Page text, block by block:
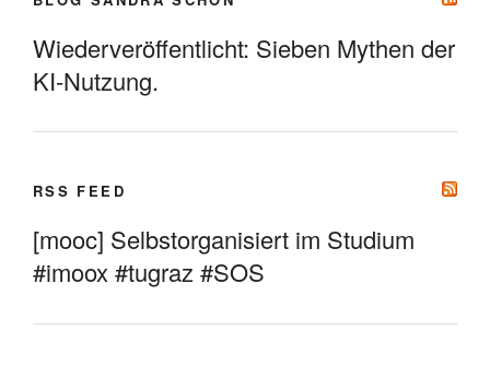
Wiederveröffentlicht: Sieben Mythen der
KI-Nutzung.
RSS FEED
[mooc] Selbstorganisiert im Studium
#imoox #tugraz #SOS